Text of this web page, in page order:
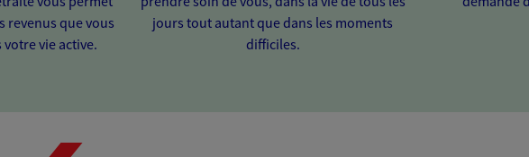
revenus que vous
vie active.
jours tout autant que dans les moments
difficiles.